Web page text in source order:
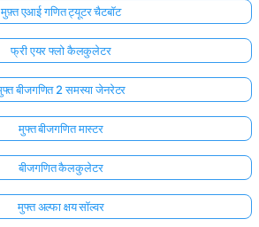
मुफ़्त एआई गणित ट्यूटर चैटबॉट
फ्री एयर फ्लो कैलकुलेटर
बीजगणित 2 समस्या जेनरेटर
मुफ्त बीजगणित मास्टर
बीजगणित कैलकुलेटर
मुफ्त अल्फा क्षय सॉल्वर